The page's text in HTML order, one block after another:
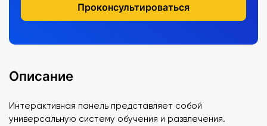
Проконсультироваться
Описание
Интерактивная панель представляет собой
универсальную систему обучения и развлечения.